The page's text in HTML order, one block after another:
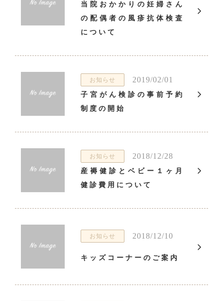
当院おかかりの妊婦さん
の配偶者の風疹抗体検査
について
お知らせ 2019/02/01
子宮がん検診の事前予約
制度の開始
お知らせ 2018/12/28
産褥健診とベビー１ヶ月
健診費用について
お知らせ 2018/12/10
キッズコーナーのご案内